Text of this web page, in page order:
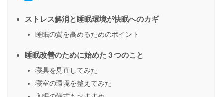
ストレス解消と睡眠環境が快眠へのカギ
睡眠の質を高めるためのポイント
睡眠改善のために始めた３つのこと
寝具を見直してみた
寝室の環境を整えてみた